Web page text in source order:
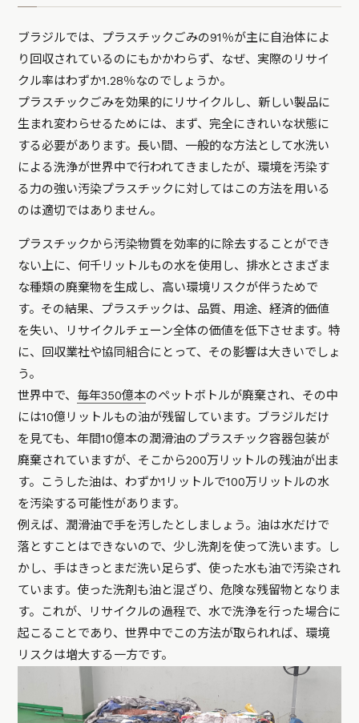
ブラジルでは、プラスチックごみの91％が主に自治体によ
り回収されているのにもかかわらず、なぜ、実際のリサイ
クル率はわずか1.28％なのでしょうか。
プラスチックごみを効果的にリサイクルし、新しい製品に
生まれ変わらせるためには、まず、完全にきれいな状態に
する必要があります。長い間、一般的な方法として水洗い
による洗浄が世界中で行われてきましたが、環境を汚染す
る力の強い汚染プラスチックに対してはこの方法を用いる
のは適切ではありません。
プラスチックから汚染物質を効率的に除去することができ
ない上に、何千リットルもの水を使用し、排水とさまざま
な種類の廃棄物を生成し、高い環境リスクが伴うためで
す。その結果、プラスチックは、品質、用途、経済的価値
を失い、リサイクルチェーン全体の価値を低下させます。特
に、回収業社や協同組合にとって、その影響は大きいでしょ
う。
世界中で、 毎年350億本のペットボトルが廃棄され、その中
には10億リットルもの油が残留しています。ブラジルだけ
を見ても、年間10億本の潤滑油のプラスチック容器包装が
廃棄されていますが、そこから200万リットルの残油が出ま
す。こうした油は、わずか1リットルで100万リットルの水
を汚染する可能性があります。
例えば、潤滑油で手を汚したとしましょう。油は水だけで
落とすことはできないので、少し洗剤を使って洗います。し
かし、手はきっとまだ洗い足らず、使った水も油で汚染され
ています。使った洗剤も油と混ざり、危険な残留物となりま
す。これが、リサイクルの過程で、水で洗浄を行った場合に
起こることであり、世界中でこの方法が取られれば、環境
リスクは増大する一方です。